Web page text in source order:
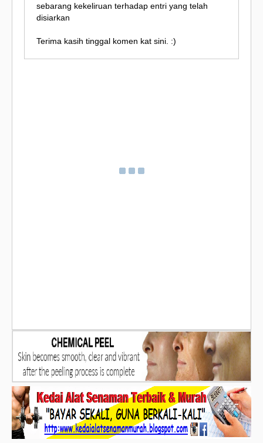
sebarang kekeliruan terhadap entri yang telah
disiarkan
Terima kasih tinggal komen kat sini. :)